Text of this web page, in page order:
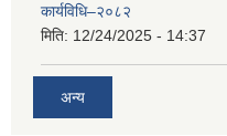
कार्यविधि–२०८२
मिति: 12/24/2025 - 14:37
अन्य